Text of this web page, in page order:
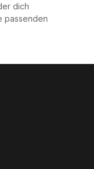
dich
passenden